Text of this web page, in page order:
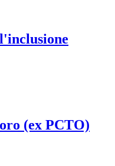
(ex PCTO)